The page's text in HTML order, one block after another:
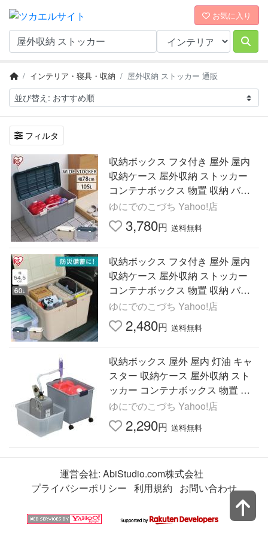
お気に入り
インテリア・寝具・収納 屋外収納 ストッカー 通販
フィルタ
収納ボックス フタ付き 屋外 屋内
収納ケース 屋外収納 ストッカー
コンテナボックス 物置 収納 バッ
クル 105L ワイドストッカー WY-7
80 アイリスオーヤマ
ゆにでのこづち Yahoo!店
3,780円 送料無料
収納ボックス フタ付き 屋外 屋内
収納ケース 屋外収納 ストッカー
コンテナボックス 物置 収納 バッ
クル 60L ワイドストッカー WY-54
0 アイリスオーヤマ
ゆにでのこづち Yahoo!店
2,480円 送料無料
収納ボックス 屋外 屋内 灯油 キャ
スター 収納ケース 屋外収納 スト
ッカー コンテナボックス 物置 ベ
ランダ 収納 AB-360 アイリスオー
ヤマ
ゆにでのこづち Yahoo!店
2,290円 送料無料
運営会社: AbiStudio.com株式会社
プライバシーポリシー 利用規約 お問い合わせ